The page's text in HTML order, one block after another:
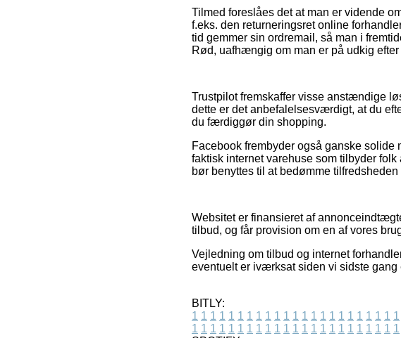
Tilmed foreslåes det at man er vidende
f.eks. den returneringsret online
tid gemmer sin ordremail, så man i
Rød, uafhængig om man er på udkig
Trustpilot fremskaffer visse anstændige
dette er det anbefalelsesværdigt, at du
du færdiggør din shopping.
Facebook frembyder også ganske
faktisk internet varehuse som tilbyder
bør benyttes til at bedømme
Websitet er finansieret af
tilbud, og får provision om en af vores
Vejledning om tilbud og internet
eventuelt er iværksat siden vi sidste
BITLY:
1 1 1 1 1 1 1 1 1 1 1 1 1 1 1 1 1 1 1 1 1 1 1
1 1 1 1 1 1 1 1 1 1 1 1 1 1 1 1 1 1 1 1 1 1 1